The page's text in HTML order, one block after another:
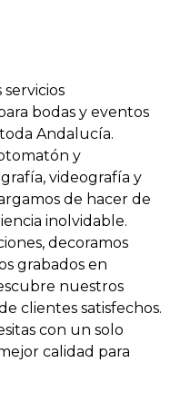
bodas y eventos
Andalucía.
y
videografía y
de hacer de
inolvidable.
decoramos
grabados en
nuestros
clientes satisfechos.
con un solo
calidad para